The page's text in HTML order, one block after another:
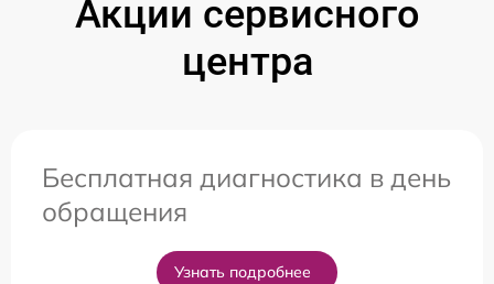
Акции сервисного
центра
Бесплатная диагностика в день
обращения
Узнать подробнее